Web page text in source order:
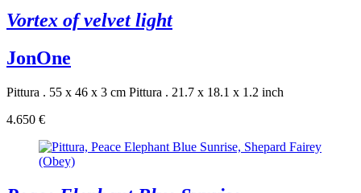
Vortex of velvet light
JonOne
Pittura . 55 x 46 x 3 cm Pittura . 21.7 x 18.1 x 1.2 inch
4.650 €